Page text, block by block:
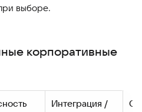
выборе.
корпоративные
Интеграция /